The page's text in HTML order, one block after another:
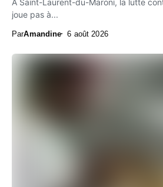
joue pas à...
ParAmandine 6 août 2026